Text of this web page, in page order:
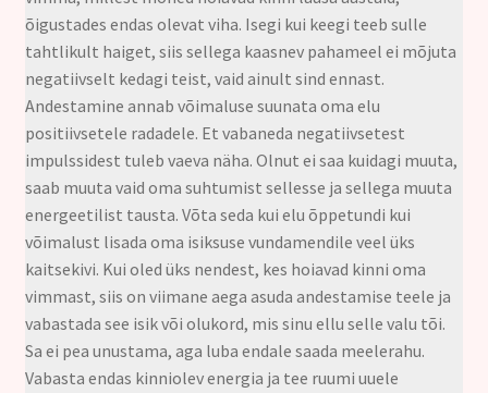
õigustades endas olevat viha. Isegi kui keegi teeb sulle
tahtlikult haiget, siis sellega kaasnev pahameel ei mõjuta
negatiivselt kedagi teist, vaid ainult sind ennast.
Andestamine annab võimaluse suunata oma elu
positiivsetele radadele. Et vabaneda negatiivsetest
impulssidest tuleb vaeva näha. Olnut ei saa kuidagi muuta,
saab muuta vaid oma suhtumist sellesse ja sellega muuta
energeetilist tausta. Võta seda kui elu õppetundi kui
võimalust lisada oma isiksuse vundamendile veel üks
kaitsekivi. Kui oled üks nendest, kes hoiavad kinni oma
vimmast, siis on viimane aega asuda andestamise teele ja
vabastada see isik või olukord, mis sinu ellu selle valu tõi.
Sa ei pea unustama, aga luba endale saada meelerahu.
Vabasta endas kinniolev energia ja tee ruumi uuele